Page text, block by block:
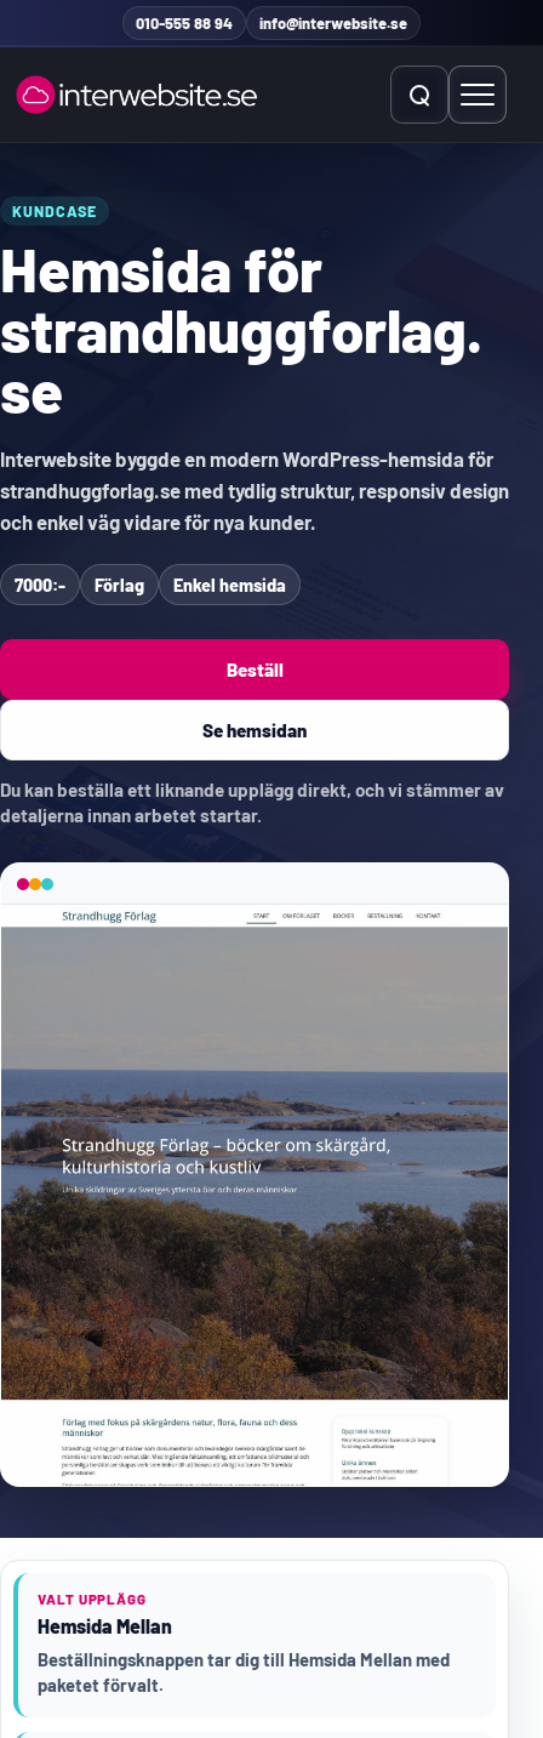
Hoppa till innehåll010-555 88 94 info@interwebsite.se
Öppna sökÖppna
Sök på hela sidan
Sök efter:
KUNDCASE
Hemsida för
strandhuggforlag.
se
Interwebsite byggde en modern WordPress-hemsida för
strandhuggforlag.se med tydlig struktur, responsiv design
och enkel väg vidare för nya kunder.
7000:- Förlag Enkel hemsida
Beställ
Se hemsidan
Du kan beställa ett liknande upplägg direkt, och vi stämmer av
detaljerna innan arbetet startar.
VALT UPPLÄGG
Hemsida Mellan
Beställningsknappen tar dig till Hemsida Mellan med
paketet förvalt.